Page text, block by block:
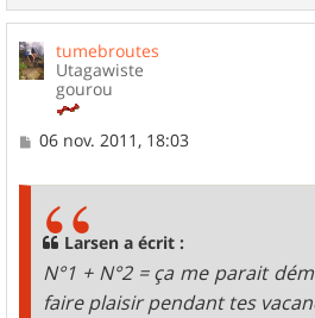
tumebroutes
Utagawiste
gourou
M
06 nov. 2011, 18:03
Larsen a écrit :
N°1 + N°2 = ça me parait
faire plaisir pendant tes